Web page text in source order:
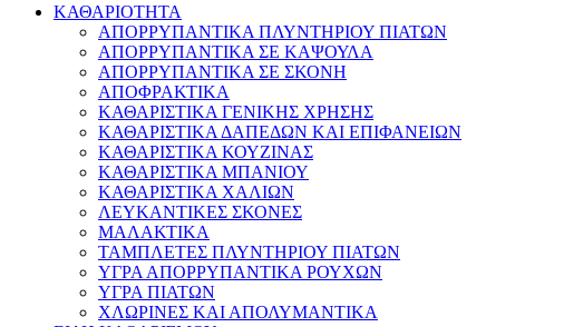
ΚΑΘΑΡΙΟΤΗΤΑ
ΑΠΟΡΡΥΠΑΝΤΙΚΑ ΠΛΥΝΤΗΡΙΟΥ ΠΙΑΤΩΝ
ΑΠΟΡΡΥΠΑΝΤΙΚΑ ΣΕ ΚΑΨΟΥΛΑ
ΑΠΟΡΡΥΠΑΝΤΙΚΑ ΣΕ ΣΚΟΝΗ
ΑΠΟΦΡΑΚΤΙΚΑ
ΚΑΘΑΡΙΣΤΙΚΑ ΓΕΝΙΚΗΣ ΧΡΗΣΗΣ
ΚΑΘΑΡΙΣΤΙΚΑ ΔΑΠΕΔΩΝ ΚΑΙ ΕΠΙΦΑΝΕΙΩΝ
ΚΑΘΑΡΙΣΤΙΚΑ ΚΟΥΖΙΝΑΣ
ΚΑΘΑΡΙΣΤΙΚΑ ΜΠΑΝΙΟΥ
ΚΑΘΑΡΙΣΤΙΚΑ ΧΑΛΙΩΝ
ΛΕΥΚΑΝΤΙΚΕΣ ΣΚΟΝΕΣ
ΜΑΛΑΚΤΙΚΑ
ΤΑΜΠΛΕΤΕΣ ΠΛΥΝΤΗΡΙΟΥ ΠΙΑΤΩΝ
ΥΓΡΑ ΑΠΟΡΡΥΠΑΝΤΙΚΑ ΡΟΥΧΩΝ
ΥΓΡΑ ΠΙΑΤΩΝ
ΧΛΩΡΙΝΕΣ ΚΑΙ ΑΠΟΛΥΜΑΝΤΙΚΑ